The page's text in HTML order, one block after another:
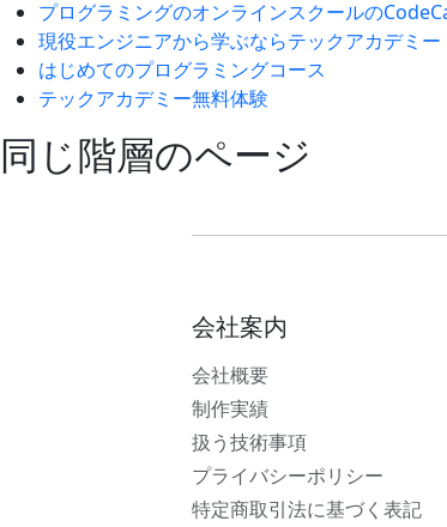
プログラミングのオンラインスクールの
現役エンジニアから学ぶならテックアカデミー
はじめてのプログラミングコース
テックアカデミー無料体験
同じ階層のページ
会社案内
会社概要
制作実績
扱う技術事項
プライバシーポリシー
特定商取引法に基づく表記